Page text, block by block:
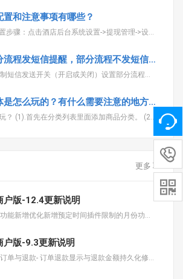
置和注意事项有哪些？
1.提现配置的配置步骤：点击酒店后台系统设置->提现管理->设置提现参数（总店设置）->填写银行卡参数（总店分店都需要）。如下图。 2.提现配置注意事项。（1）.手续
如何设置部分流程发短信提醒，部分流程不发短信提醒？
在短信通知中控制短信发送开关（开启或关闭）设置部分流程发短信提醒，部分流程不发短信提醒。如下图。
热卖商品具体是怎么玩的？有什么需要注意的地方？怎么核销的？
1.热卖商品怎么玩？ (1).首先在分类列表里面添加商品分类。 (2).商品管理中添加商品。(3).添加限时抢购商品(不需要则不添加)。 2.有什么需要注意的地方？(1).添加商品时，展示规
更多
户版-12.4更新说明
一、功能新增优化新增预定时间插件限制的月份功能新增预定时间插件最大预定天数功能新增远期房态批量锁房功
户版-9.3更新说明
一、订单与退款- 订单退款显示与退款金额持久化修复- 入住和换房成功后保持刷新当前页不跳转二、天地图

